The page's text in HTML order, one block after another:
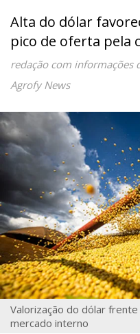
Alta do dólar
pico de oferta pela
redação com informações
Agrofy News
Valorização do dólar
mercado interno